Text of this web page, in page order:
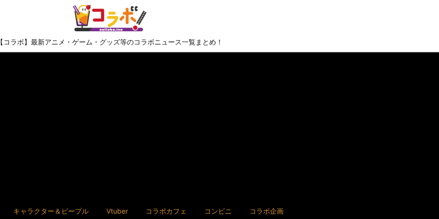
【コラボ】最新アニメ・ゲーム・グッズ等のコラボニュース一覧まとめ！
キャラクター＆ピープル Vtuber コラボカフェ コンビニ コラボ企画